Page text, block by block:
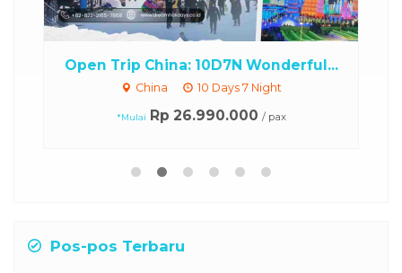
Open Trip China: 10D7N Wonderful...
China 10 Days 7 Night
*Mulai Rp 26.990.000 / pax
Pos-pos Terbaru